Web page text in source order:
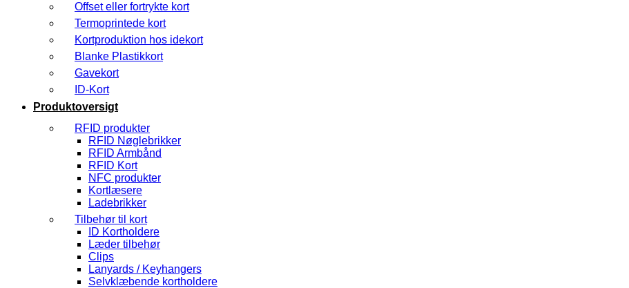
Offset eller fortrykte kort
Termoprintede kort
Kortproduktion hos idekort
Blanke Plastikkort
Gavekort
ID-Kort
Produktoversigt
RFID produkter
RFID Nøglebrikker
RFID Armbånd
RFID Kort
NFC produkter
Kortlæsere
Ladebrikker
Tilbehør til kort
ID Kortholdere
Læder tilbehør
Clips
Lanyards / Keyhangers
Selvklæbende kortholdere